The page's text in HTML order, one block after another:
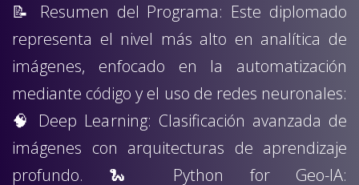
📝 Resumen del Programa: Este diplomado
representa el nivel más alto en analítica de
imágenes, enfocado en la automatización
mediante código y el uso de redes neuronales:
🧠 Deep Learning: Clasificación avanzada de
imágenes con arquitecturas de aprendizaje
profundo. 🐍 Python for Geo-IA: